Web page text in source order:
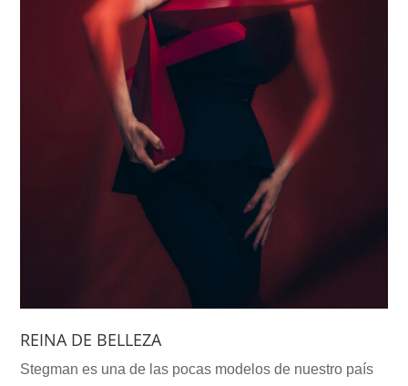
REINA DE BELLEZA
Stegman es una de las pocas modelos de nuestro país